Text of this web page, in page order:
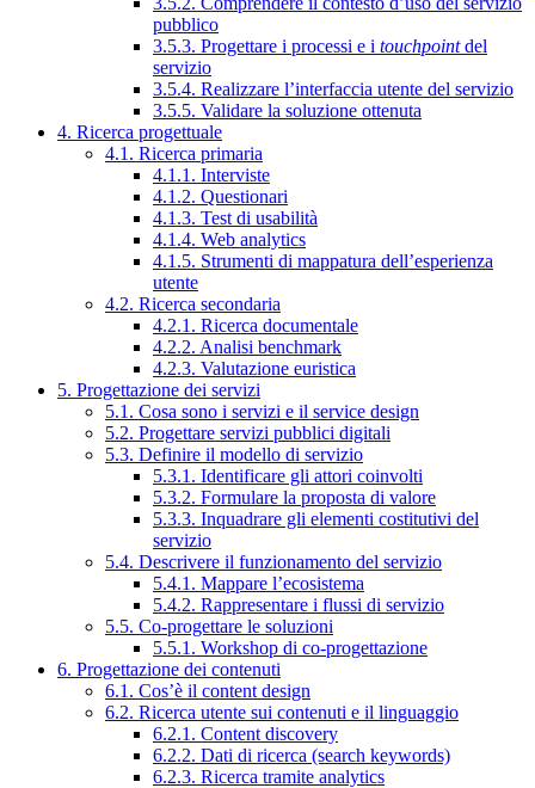
pubblico
3.5.3. Progettare i processi e i touchpointdel
servizio
3.5.4. Realizzare l’interfaccia utente del servizio
3.5.5. Validare la soluzione ottenuta
4. Ricerca progettuale
4.1. Ricerca primaria
4.1.1. Interviste
4.1.2. Questionari
4.1.3. Test di usabilità
4.1.4. Web analytics
4.1.5. Strumenti di mappatura dell’esperienza
utente
4.2. Ricerca secondaria
4.2.1. Ricerca documentale
4.2.2. Analisi benchmark
4.2.3. Valutazione euristica
5. Progettazione dei servizi
5.1. Cosa sono i servizi e il service design
5.2. Progettare servizi pubblici digitali
5.3. Definire il modello di servizio
5.3.1. Identificare gli attori coinvolti
5.3.2. Formulare la proposta di valore
5.3.3. Inquadrare gli elementi costitutivi del
servizio
5.4. Descrivere il funzionamento del servizio
5.4.1. Mappare l’ecosistema
5.4.2. Rappresentare i flussi di servizio
5.5. Co-progettare le soluzioni
5.5.1. Workshop di co-progettazione
6. Progettazione dei contenuti
6.1. Cos’è il content design
6.2. Ricerca utente sui contenuti e il linguaggio
6.2.1. Content discovery
6.2.2. Dati di ricerca (search keywords)
6.2.3. Ricerca tramite analytics